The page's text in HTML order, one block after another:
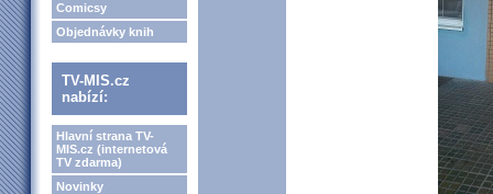
Comicsy
Objednávky knih
TV-MIS.cz
nabízí:
Hlavní strana TV-
MIS.cz (internetová
TV zdarma)
Novinky